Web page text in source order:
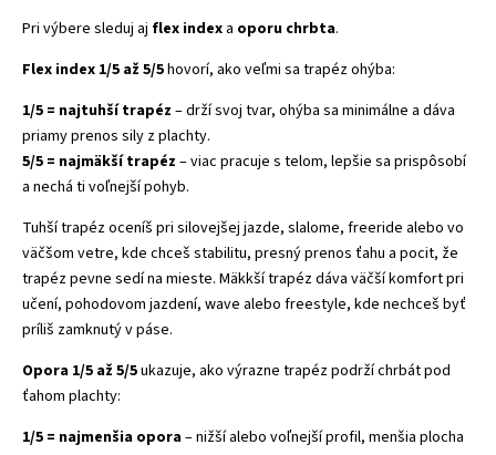
Pri výbere sleduj aj flex index a oporu chrbta.
Flex index 1/5 až 5/5hovorí, ako veľmi sa trapéz ohýba:
1/5 = najtuhší trapéz – drží svoj tvar, ohýba sa minimálne a dáva
priamy prenos sily z plachty.
5/5 = najmäkší trapéz – viac pracuje s telom, lepšie sa prispôsobí
a nechá ti voľnejší pohyb.
Tuhší trapéz oceníš pri silovejšej jazde, slalome, freeride alebo vo
väčšom vetre, kde chceš stabilitu, presný prenos ťahu a pocit, že
trapéz pevne sedí na mieste. Mäkkší trapéz dáva väčší komfort pri
učení, pohodovom jazdení, wave alebo freestyle, kde nechceš byť
príliš zamknutý v páse.
Opora 1/5 až 5/5ukazuje, ako výrazne trapéz podrží chrbát pod
ťahom plachty:
1/5 = najmenšia opora– nižší alebo voľnejší profil, menšia plocha